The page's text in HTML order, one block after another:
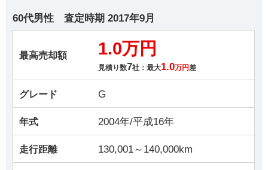
60代男性 査定時期 2017年9月
最高売却額 1.0万円
見積り数7社：最大1.0万円差
グレード G
年式 2004年/平成16年
走行距離 130,001～140,000km